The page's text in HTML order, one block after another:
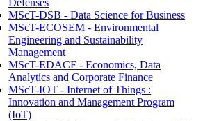
Defenses
MScT-DSB - Data Science for Business
MScT-ECOSEM - Environmental
Engineering and Sustainability
Management
MScT-EDACF - Economics, Data
Analytics and Corporate Finance
MScT-IOT - Internet of Things :
Innovation and Management Program
(IoT)